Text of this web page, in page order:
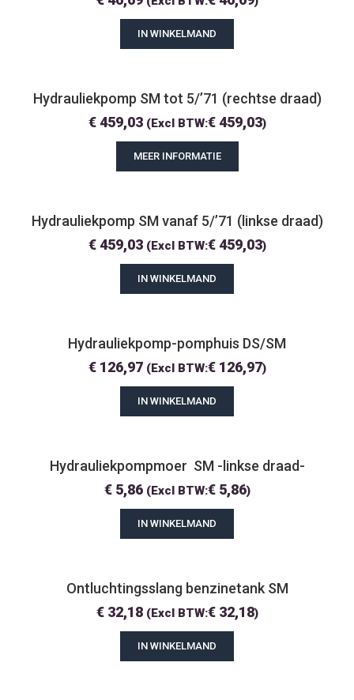
IN WINKELMAND
Hydrauliekpomp SM tot 5/’71 (rechtse draad)
€459,03 (Excl BTW:€459,03)
MEER INFORMATIE
Hydrauliekpomp SM vanaf 5/’71 (linkse draad)
€459,03 (Excl BTW:€459,03)
IN WINKELMAND
Hydrauliekpomp-pomphuis DS/SM
€126,97 (Excl BTW:€126,97)
IN WINKELMAND
Hydrauliekpompmoer  SM -linkse draad-
€5,86 (Excl BTW:€5,86)
IN WINKELMAND
Ontluchtingsslang benzinetank SM
€32,18 (Excl BTW:€32,18)
IN WINKELMAND